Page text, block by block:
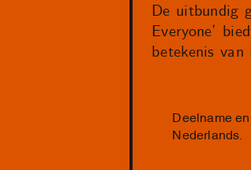
De uitbundig
Everyone’
betekenis
Deelname
Nederlands.